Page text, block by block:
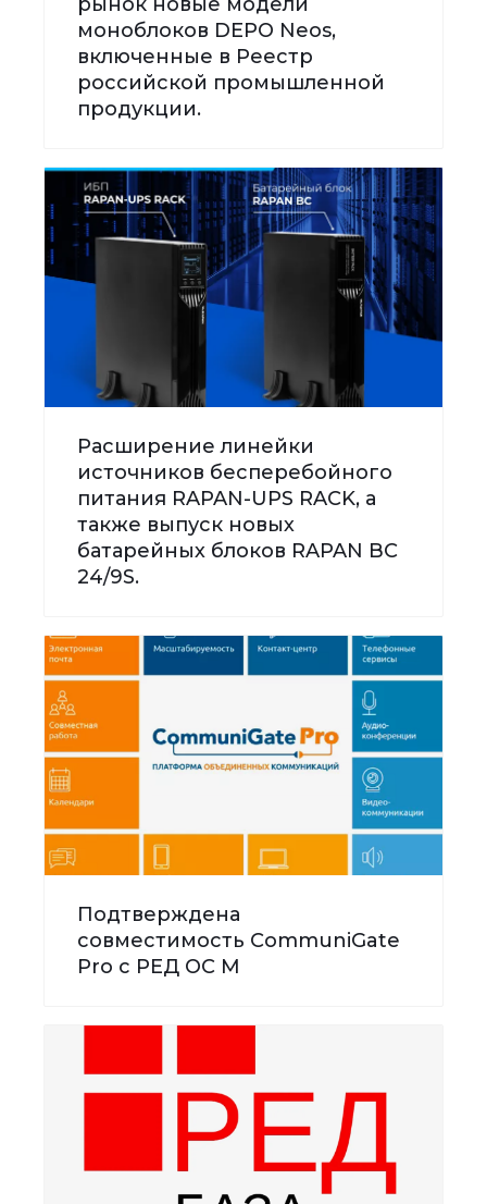
моноблоков DEPO Neos,
включенные в Реестр
российской промышленной
продукции.
Расширение линейки
источников бесперебойного
питания RAPAN-UPS RACK, а
также выпуск новых
батарейных блоков RAPAN BC
24/9S.
Подтверждена
совместимость CommuniGate
Pro с РЕД ОС М